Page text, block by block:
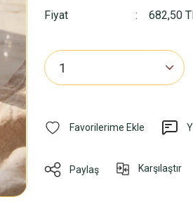
Fiyat
682,50
Paylaş Karşılaştır